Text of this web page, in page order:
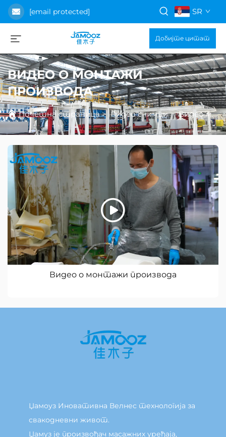
[email protected] SR
Добијте цитат
ВИДЕО О МОНТАЖИ
ПРОИЗВОДА
Почетна страница>Видео снимци>Видео монтажа производа
Видео о монтажи производа
Џамоуз Иновативна Велнес технологија за
свакодневни живот.
Џамуз је произвођач масажних уређаја,